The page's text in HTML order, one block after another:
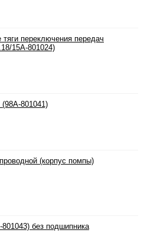
тяги переключения передач
15A-801024)
801041)
(корпус помпы)
без подшипника